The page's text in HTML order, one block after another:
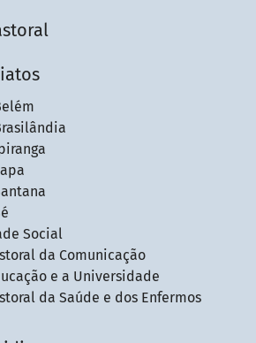
Social
da Comunicação
e a Universidade
da Saúde e dos Enfermos